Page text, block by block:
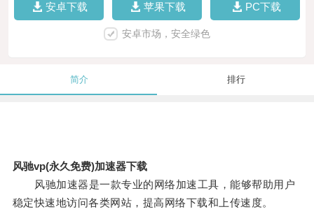
安卓下载 苹果下载 PC下载
安卓市场，安全绿色
简介 排行
风驰vp(永久免费)加速器下载
风驰加速器是一款专业的网络加速工具，能够帮助用户
稳定快速地访问各类网站，提高网络下载和上传速度。